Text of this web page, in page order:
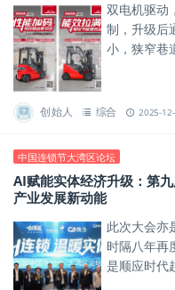
双电机驱动
制，升级后
小，狭窄巷
创始人 综合 2025-
中国连锁节大湾区论坛
AI赋能实体经济升级：第
产业发展新动能
此次大会亦
时隔八年再
是顺应时代